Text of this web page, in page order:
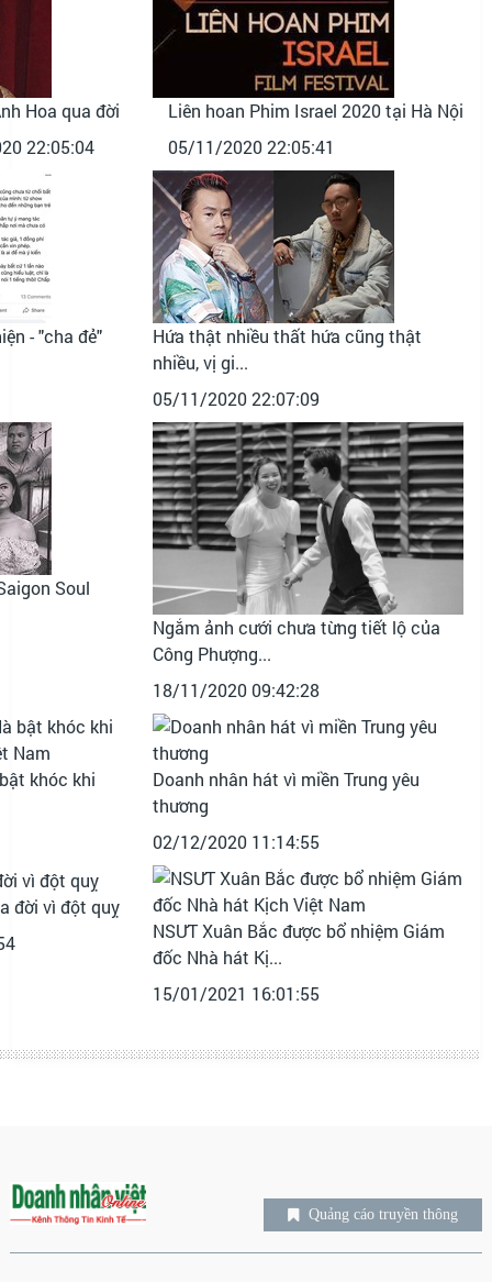
Hoa qua đời
22:05:04
Liên hoan Phim Israel 2020 tại Hà Nội
05/11/2020 22:05:41
- "cha đẻ"
Hứa thật nhiều thất hứa cũng thật
nhiều, vị gi...
05/11/2020 22:07:09
Soul
Ngắm ảnh cưới chưa từng tiết lộ của
Công Phượng...
18/11/2020 09:42:28
khóc khi
Doanh nhân hát vì miền Trung yêu
thương
02/12/2020 11:14:55
đời vì đột quỵ
NSƯT Xuân Bắc được bổ nhiệm Giám
đốc Nhà hát Kị...
15/01/2021 16:01:55
Quảng cáo truyền thông